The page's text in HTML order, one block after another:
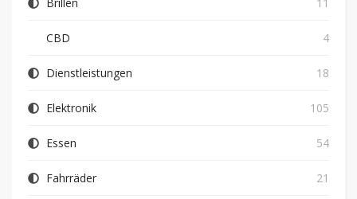
CBD 4
Dienstleistungen 18
Elektronik 105
Essen 54
Fahrräder 21